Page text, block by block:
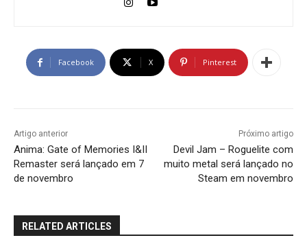
Facebook X Pinterest
Artigo anterior
Anima: Gate of Memories I&II
Remaster será lançado em 7
de novembro
Próximo artigo
Devil Jam – Roguelite com
muito metal será lançado no
Steam em novembro
RELATED ARTICLES